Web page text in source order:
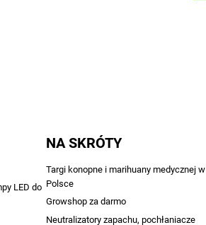
LED do
NA SKRÓTY
Targi konopne i marihuany medycznej w
Polsce
Growshop za darmo
Neutralizatory zapachu, pochłaniacze